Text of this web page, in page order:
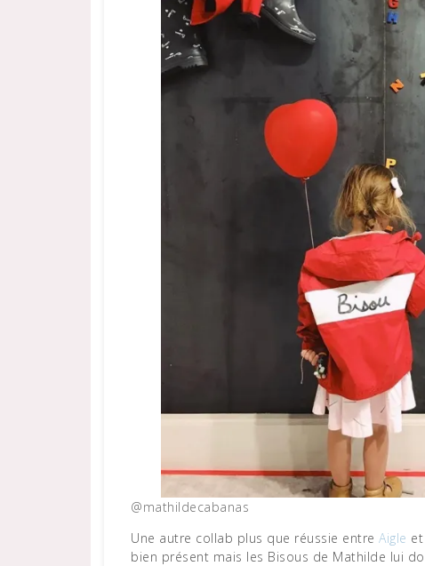
@mathildecabanas
Une autre collab plus que réussie entre Aigle
bien présent mais les Bisous de Mathilde lui